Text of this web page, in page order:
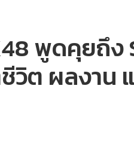
พูดคุยถึง
วิต ผลงาน